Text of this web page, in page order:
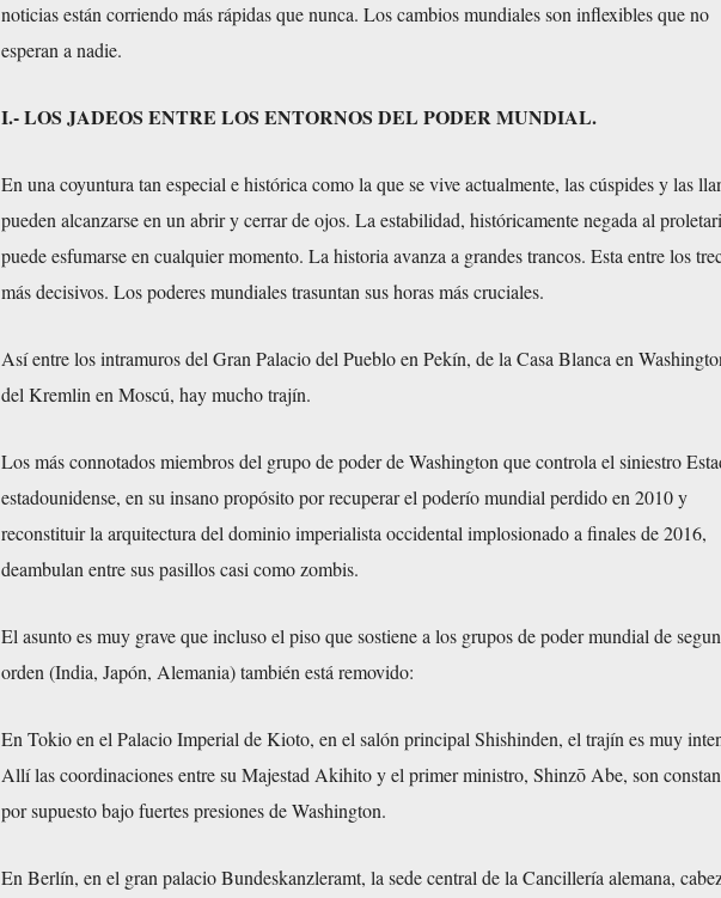
noticias están corriendo más rápidas que nunca. Los cambios mundiales son inflexibles que no
esperan a nadie.
I.- LOS JADEOS ENTRE LOS ENTORNOS DEL PODER MUNDIAL.
En una coyuntura tan especial e histórica como la que se vive actualmente, las cúspides y las
pueden alcanzarse en un abrir y cerrar de ojos. La estabilidad, históricamente negada al
puede esfumarse en cualquier momento. La historia avanza a grandes trancos. Esta entre los
más decisivos. Los poderes mundiales trasuntan sus horas más cruciales.
Así entre los intramuros del Gran Palacio del Pueblo en Pekín, de la Casa Blanca en
del Kremlin en Moscú, hay mucho trajín.
Los más connotados miembros del grupo de poder de Washington que controla el siniestro
estadounidense, en su insano propósito por recuperar el poderío mundial perdido en 2010 y
reconstituir la arquitectura del dominio imperialista occidental implosionado a finales de 2016,
deambulan entre sus pasillos casi como zombis.
El asunto es muy grave que incluso el piso que sostiene a los grupos de poder mundial de
orden (India, Japón, Alemania) también está removido:
En Tokio en el Palacio Imperial de Kioto, en el salón principal Shishinden, el trajín es muy
Allí las coordinaciones entre su Majestad Akihito y el primer ministro, Shinzō Abe, son
por supuesto bajo fuertes presiones de Washington.
En Berlín, en el gran palacio Bundeskanzleramt, la sede central de la Cancillería alemana,